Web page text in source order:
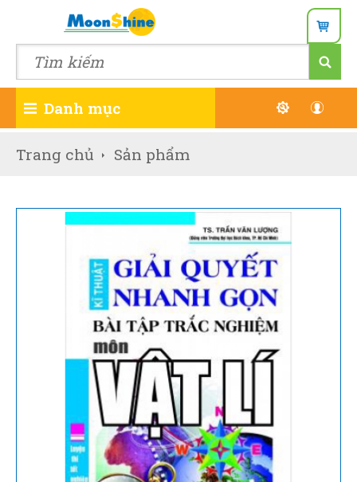
Danh mục
Trang chủ Sản phẩm